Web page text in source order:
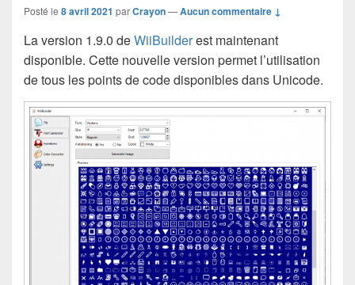
Posté le 8 avril 2021 parCrayon—Aucun commentaire ↓
La version 1.9.0 deWiiBuilderest maintenant
disponible. Cette nouvelle version permet l’utilisation
de tous les points de code disponibles dans Unicode.